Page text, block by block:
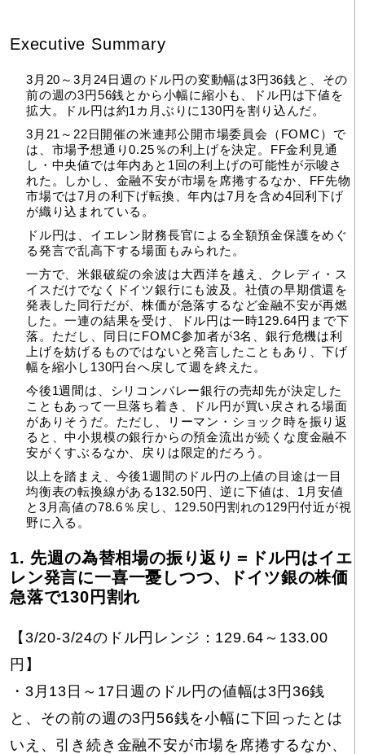
Executive Summary
3月20～3月24日週のドル円の変動幅は3円36銭と、その
前の週の3円56銭とから小幅に縮小も、ドル円は下値を
拡大。ドル円は約1カ月ぶりに130円を割り込んだ。
3月21～22日開催の米連邦公開市場委員会（FOMC）で
は、市場予想通り0.25％の利上げを決定。FF金利見通
し・中央値では年内あと1回の利上げの可能性が示唆さ
れた。しかし、金融不安が市場を席捲するなか、FF先物
市場では7月の利下げ転換、年内は7月を含め4回利下げ
が織り込まれている。
ドル円は、イエレン財務長官による全額預金保護をめぐ
る発言で乱高下する場面もみられた。
一方で、米銀破綻の余波は大西洋を越え、クレディ・ス
イスだけでなくドイツ銀行にも波及。社債の早期償還を
発表した同行だが、株価が急落するなど金融不安が再燃
した。一連の結果を受け、ドル円は一時129.64円まで下
落。ただし、同日にFOMC参加者が3名、銀行危機は利
上げを妨げるものではないと発言したこともあり、下げ
幅を縮小し130円台へ戻して週を終えた。
今後1週間は、シリコンバレー銀行の売却先が決定した
こともあって一旦落ち着き、ドル円が買い戻される場面
がありそうだ。ただし、リーマン・ショック時を振り返
ると、中小規模の銀行からの預金流出が続くな度金融不
安がくすぶるなか、戻りは限定的だろう。
以上を踏まえ、今後1週間のドル円の上値の目途は一目
均衡表の転換線がある132.50円、逆に下値は、1月安値
と3月高値の78.6％戻し、129.50円割れの129円付近が視
野に入る。
1. 先週の為替相場の振り返り＝ドル円はイエ
レン発言に一喜一憂しつつ、ドイツ銀の株価
急落で130円割れ
【3/20-3/24のドル円レンジ：129.64～133.00
円】
・3月13日～17日週のドル円の値幅は3円36銭
と、その前の週の3円56銭を小幅に下回ったとは
いえ、引き続き金融不安が市場を席捲するなか、